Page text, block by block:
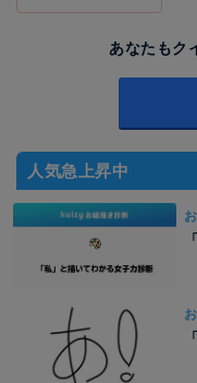
あなたもク
人気急上昇中